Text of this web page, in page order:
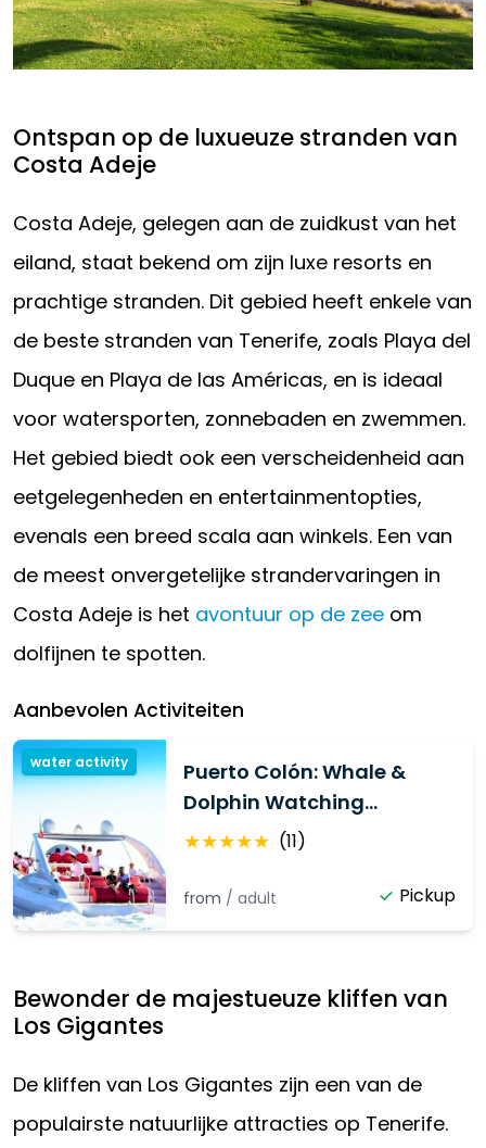
Ontspan op de luxueuze stranden van
Costa Adeje
Costa Adeje, gelegen aan de zuidkust van het
eiland, staat bekend om zijn luxe resorts en
prachtige stranden. Dit gebied heeft enkele van
de beste stranden van Tenerife, zoals Playa del
Duque en Playa de las Américas, en is ideaal
voor watersporten, zonnebaden en zwemmen.
Het gebied biedt ook een verscheidenheid aan
eetgelegenheden en entertainmentopties,
evenals een breed scala aan winkels. Een van
de meest onvergetelijke strandervaringen in
Costa Adeje is het avontuur op de zee om
dolfijnen te spotten.
Aanbevolen Activiteiten
water activity
Puerto Colón: Whale &
Dolphin Watching
Experience
★★★★★ (11)
from /adult Pickup
Bewonder de majestueuze kliffen van
Los Gigantes
De kliffen van Los Gigantes zijn een van de
populairste natuurlijke attracties op Tenerife.